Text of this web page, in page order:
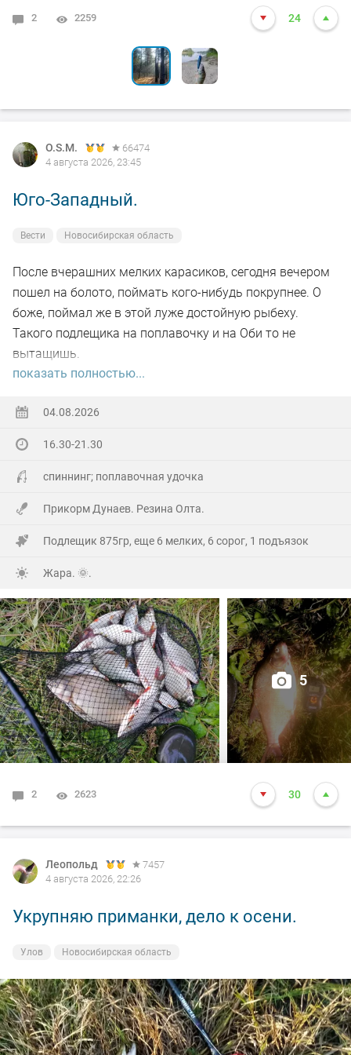
2 2259 24
6 2096 24
O.S.M.
66474
4 августа 2026, 23:45
Юго-Западный.
Вести Новосибирская область
После вчерашних мелких карасиков, сегодня вечером
пошел на болото, поймать кого-нибудь покрупнее. О
боже, поймал же в этой луже достойную рыбеху.
Такого подлещика на поплавочку и на Оби то не
вытащишь.
поймал.
На заказе еще покидал спиннинг. Поймал 8 наников.
Отпустил, и пошел домой.
показать полностью...
04.08.2026
16.30-21.30
спиннинг; поплавочная удочка
Прикорм Дунаев. Резина Олта.
Подлещик 875гр, еще 6 мелких, 6 сорог, 1 подъязок
Жара. 🌞.
5
2 2623 30
Леопольд
7457
4 августа 2026, 22:26
Укрупняю приманки, дело к осени.
Улов Новосибирская область